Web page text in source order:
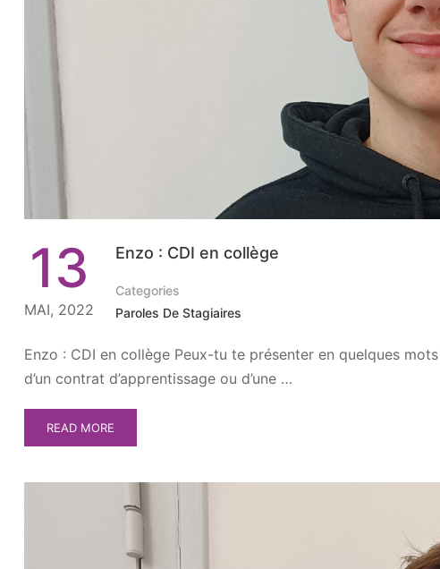
13
MAI, 2022
Enzo : CDI en collège​
Categories
Paroles De Stagiaires
Enzo : CDI en collège Peux-tu te présenter en quelques
d’un contrat d’apprentissage ou d’une …
READ MORE